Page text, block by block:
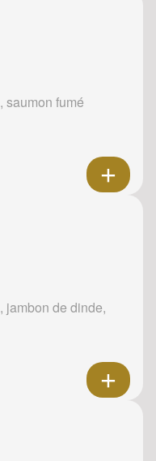
saumon fumé
jambon de dinde,